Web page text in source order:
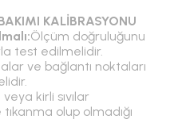
KALİBRASYONU
Ölçüm doğruluğunu
test edilmelidir.
ve bağlantı noktaları
kirli sıvılar
olup olmadığı